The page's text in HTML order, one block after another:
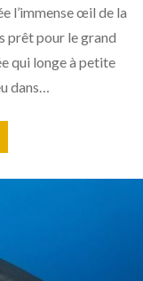
l’immense œil de la
prêt pour le grand
qui longe à petite
dans…